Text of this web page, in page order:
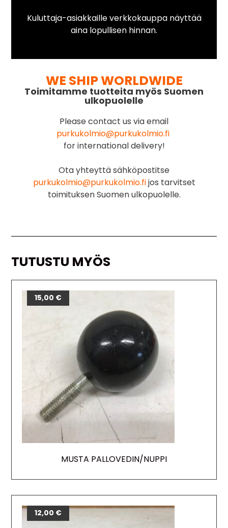
Kuluttaja-asiakkaille verkkokauppa näyttää
aina lopullisen hinnan.
WE SHIP WORLDWIDE
Toimitamme tuotteita myös Suomen
ulkopuolelle
Please contact us via email
purkukolmio@purkukolmio.fi
for international delivery!
Ota yhteyttä sähköpostitse
purkukolmio@purkukolmio.fijos tarvitset
toimituksen Suomen ulkopuolelle.
TUTUSTU MYÖS
MUSTA PALLOVEDIN/NUPPI
15,00 €
12,00 €